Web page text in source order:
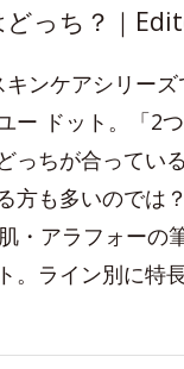
どっち？｜
ンケアシリー
ー ドット。「2
っちが合ってい
方も多いのでは
・アラフォーの
。ライン別に特